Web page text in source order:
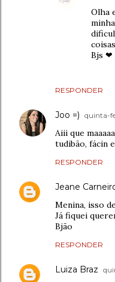
RESPONDER
Olha
Bjs ❤
Joo =) quinta-
Aiii que
tudibão, fácin
RESPONDER
Jeane
Menina, isso
Já fiquei
Bjão
RESPONDER
Luiza Braz